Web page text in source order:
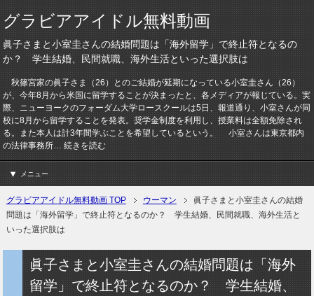
グラビアアイドル無料動画
眞子さまと小室圭さんの結婚問題は「海外留学」で終止符となるの
か？ 学生結婚、民間就職、海外生活といった選択肢は
秋篠宮家の眞子さま（26）とのご結婚が延期になっている小室圭さん（26）
が、今年8月から米国に留学することが決まったと、各メディアが報じている。実
際、ニューヨークのフォーダム大学ロースクールは5日、報道通り、小室さんが同
校に8月から留学することを発表。奨学金制度を利用し、授業料は全額免除され
る。また本人は計3年間学ぶことを希望しているという。 小室さんは東京都内
の法律事務所… 続きを読む
メニュー
グラビアアイドル無料動画 TOP ウーマン
眞子さまと小室圭さんの結婚
問題は「海外留学」で終止符となるのか？ 学生結婚、民間就職、海外生活と
いった選択肢は
眞子さまと小室圭さんの結婚問題は「海外
留学」で終止符となるのか？ 学生結婚、